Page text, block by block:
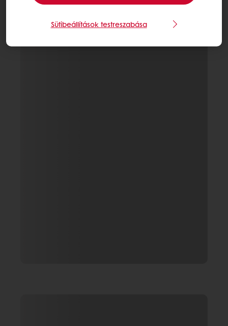
Sütibeállítások testreszabása